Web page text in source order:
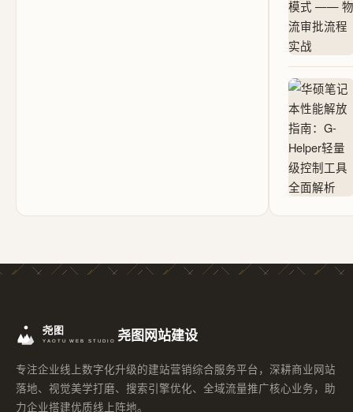
尧图网站建设
专注企业线上数字化升级的建站营销综合服务平台，深耕商业网站
落地、视觉美学打磨、搜索引擎优化、全域流量推广核心业务，助
力企业搭建优质线上阵地。